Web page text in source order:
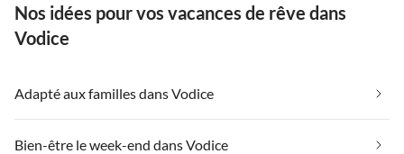
Nos idées pour vos vacances de rêve dans
Vodice
Adapté aux familles dans Vodice
Bien-être le week-end dans Vodice